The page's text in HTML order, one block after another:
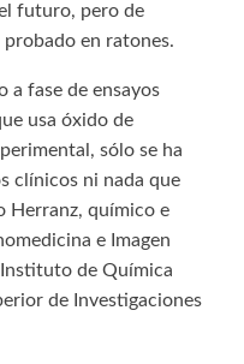
futuro, pero de
en ratones.
a fase de ensayos
usa óxido de
sólo se ha
clínicos ni nada que
Herranz, químico e
e Imagen
de Química
de Investigaciones